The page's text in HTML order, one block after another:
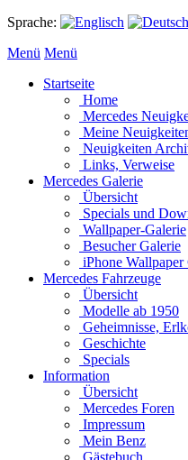
Sprache:
Menü Menü
Startseite
Home
Mercedes
Meine
Neuigkeiten
Links, Verweise
Mercedes Galerie
Übersicht
Specials und
Wallpaper-Galerie
Besucher Galerie
iPhone Wallpaper
Mercedes Fahrzeuge
Übersicht
Modelle ab 1950
Geheimnisse,
Geschichte
Specials
Information
Übersicht
Mercedes Foren
Impressum
Mein Benz
Gästebuch